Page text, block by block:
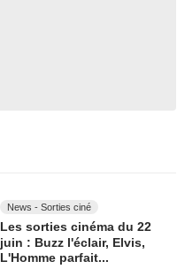
News - Sorties ciné
Les sorties cinéma du 22
juin : Buzz l'éclair, Elvis,
L'Homme parfait...